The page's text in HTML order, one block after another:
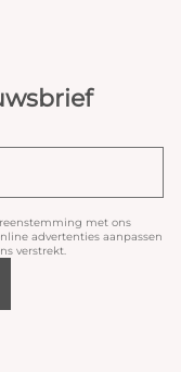
met ons
advertenties aanpassen
verstrekt.